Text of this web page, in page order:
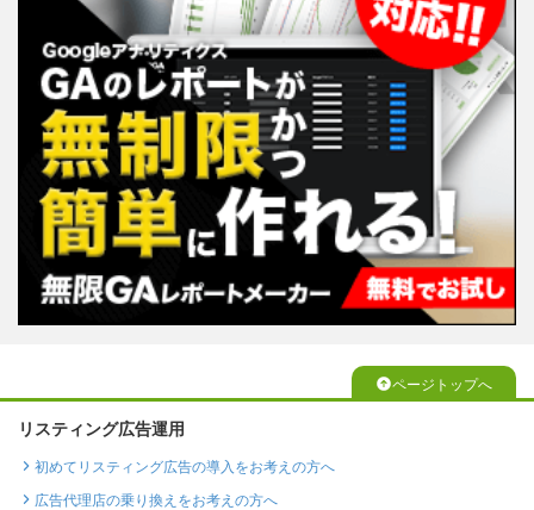
ページトップへ
リスティング広告運用
初めてリスティング広告の導入をお考えの方へ
広告代理店の乗り換えをお考えの方へ